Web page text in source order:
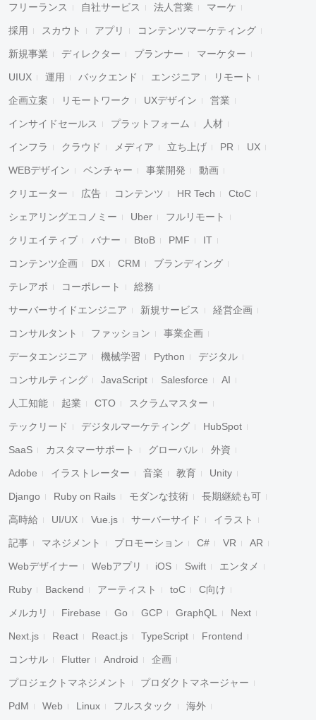
フリーランス 自社サービス 法人営業 マーケ
採用 スカウト アプリ コンテンツマーケティング
新規事業 ディレクター プランナー マーケター
UIUX 運用 バックエンド エンジニア リモート
企画立案 リモートワーク UXデザイン 営業
インサイドセールス プラットフォーム 人材
インフラ クラウド メディア 立ち上げ PR UX
WEBデザイン ベンチャー 事業開発 動画
クリエーター 広告 コンテンツ HR Tech CtoC
シェアリングエコノミー Uber フルリモート
クリエイティブ バナー BtoB PMF IT
コンテンツ企画 DX CRM ブランディング
テレアポ コーポレート 総務
サーバーサイドエンジニア 新規サービス 経営企画
コンサルタント ファッション 事業企画
データエンジニア 機械学習 Python デジタル
コンサルティング JavaScript Salesforce AI
人工知能 起業 CTO スクラムマスター
テックリード デジタルマーケティング HubSpot
SaaS カスタマーサポート グローバル 外資
Adobe イラストレーター 音楽 教育 Unity
Django Ruby on Rails モダンな技術 長期継続も可
高時給 UI/UX Vue.js サーバーサイド イラスト
記事 マネジメント プロモーション C# VR AR
Webデザイナー Webアプリ iOS Swift エンタメ
Ruby Backend アーティスト toC C向け
メルカリ Firebase Go GCP GraphQL Next
Next.js React React.js TypeScript Frontend
コンサル Flutter Android 企画
プロジェクトマネジメント プロダクトマネージャー
PdM Web Linux フルスタック 海外